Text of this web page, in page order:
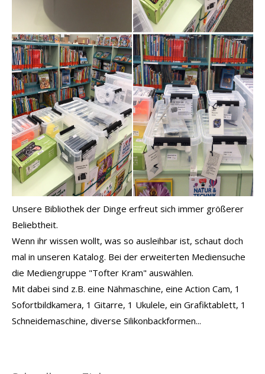
Unsere Bibliothek der Dinge erfreut sich immer größerer
Beliebtheit.
Wenn ihr wissen wollt, was so ausleihbar ist, schaut doch
mal in unseren Katalog. Bei der erweiterten Mediensuche
die Mediengruppe "Tofter Kram" auswählen.
Mit dabei sind z.B. eine Nähmaschine, eine Action Cam, 1
Sofortbildkamera, 1 Gitarre, 1 Ukulele, ein Grafiktablett, 1
Schneidemaschine, diverse Silikonbackformen...